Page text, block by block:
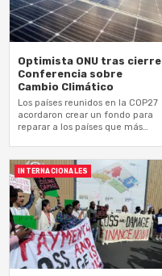
Optimista ONU tras cierre
Conferencia sobre
Cambio Climático
Los países reunidos en la COP27
acordaron crear un fondo para
reparar a los países que más
global
INTERNACIONALES